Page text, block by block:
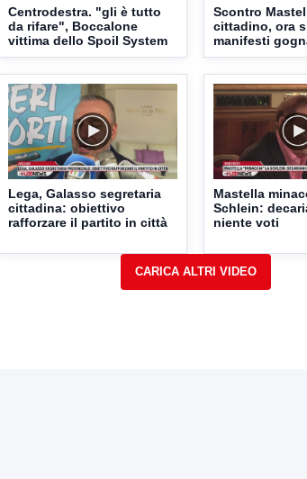
Centrodestra. "gli è tutto
da rifare", Boccalone
vittima dello Spoil System
Scontro
cittadino, ora
manifesti
Lega, Galasso segretaria
cittadina: obiettivo
rafforzare il partito in città
Mastella
Schlein:
niente voti